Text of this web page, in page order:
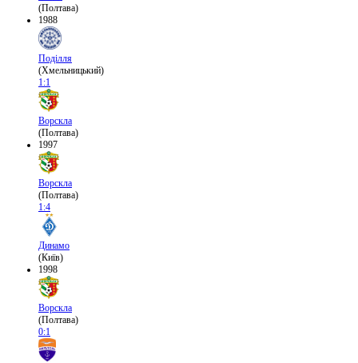
(Полтава)
1988
Поділля
(Хмельницький)
1:1
Ворскла
(Полтава)
1997
Ворскла
(Полтава)
1:4
Динамо
(Київ)
1998
Ворскла
(Полтава)
0:1